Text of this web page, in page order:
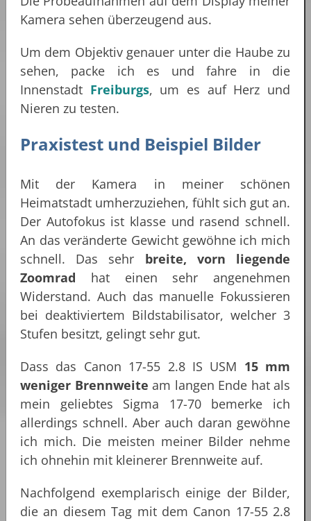
Kamera sehen überzeugend aus.
Um dem Objektiv genauer unter die Haube zu
sehen, packe ich es und fahre in die
Innenstadt Freiburgs, um es auf Herz und
Nieren zu testen.
Praxistest und Beispiel Bilder
Mit der Kamera in meiner schönen
Heimatstadt umherzuziehen, fühlt sich gut an.
Der Autofokus ist klasse und rasend schnell.
An das veränderte Gewicht gewöhne ich mich
schnell. Das sehr breite, vorn liegende
Zoomrad hat einen sehr angenehmen
Widerstand. Auch das manuelle Fokussieren
bei deaktiviertem Bildstabilisator, welcher 3
Stufen besitzt, gelingt sehr gut.
Dass das Canon 17-55 2.8 IS USM 15 mm
weniger Brennweite am langen Ende hat als
mein geliebtes Sigma 17-70 bemerke ich
allerdings schnell. Aber auch daran gewöhne
ich mich. Die meisten meiner Bilder nehme
ich ohnehin mit kleinerer Brennweite auf.
Nachfolgend exemplarisch einige der Bilder,
die an diesem Tag mit dem Canon 17-55 2.8